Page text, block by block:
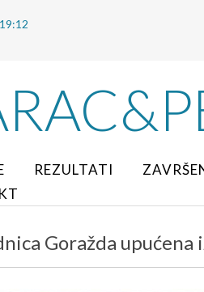
REZULTATI
Goražda upućena